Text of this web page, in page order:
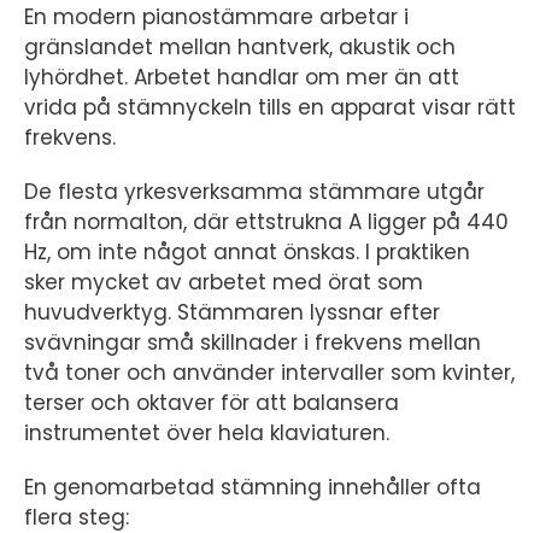
En modern pianostämmare arbetar i
gränslandet mellan hantverk, akustik och
lyhördhet. Arbetet handlar om mer än att
vrida på stämnyckeln tills en apparat visar rätt
frekvens.
De flesta yrkesverksamma stämmare utgår
från normalton, där ettstrukna A ligger på 440
Hz, om inte något annat önskas. I praktiken
sker mycket av arbetet med örat som
huvudverktyg. Stämmaren lyssnar efter
svävningar små skillnader i frekvens mellan
två toner och använder intervaller som kvinter,
terser och oktaver för att balansera
instrumentet över hela klaviaturen.
En genomarbetad stämning innehåller ofta
flera steg: